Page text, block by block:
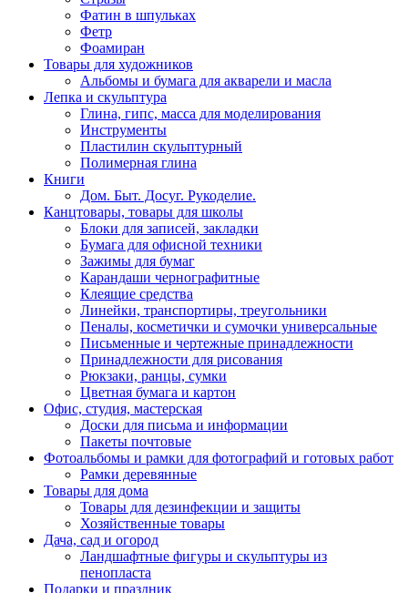
Фатин в шпульках
Фетр
Фоамиран
Товары для художников
Альбомы и бумага для акварели и масла
Лепка и скульптура
Глина, гипс, масса для моделирования
Инструменты
Пластилин скульптурный
Полимерная глина
Книги
Дом. Быт. Досуг. Рукоделие.
Канцтовары, товары для школы
Блоки для записей, закладки
Бумага для офисной техники
Зажимы для бумаг
Карандаши чернографитные
Клеящие средства
Линейки, транспортиры, треугольники
Пеналы, косметички и сумочки универсальные
Письменные и чертежные принадлежности
Принадлежности для рисования
Рюкзаки, ранцы, сумки
Цветная бумага и картон
Офис, студия, мастерская
Доски для письма и информации
Пакеты почтовые
Фотоальбомы и рамки для фотографий и готовых работ
Рамки деревянные
Товары для дома
Товары для дезинфекции и защиты
Хозяйственные товары
Дача, сад и огород
Ландшафтные фигуры и скульптуры из
пенопласта
Подарки и праздник